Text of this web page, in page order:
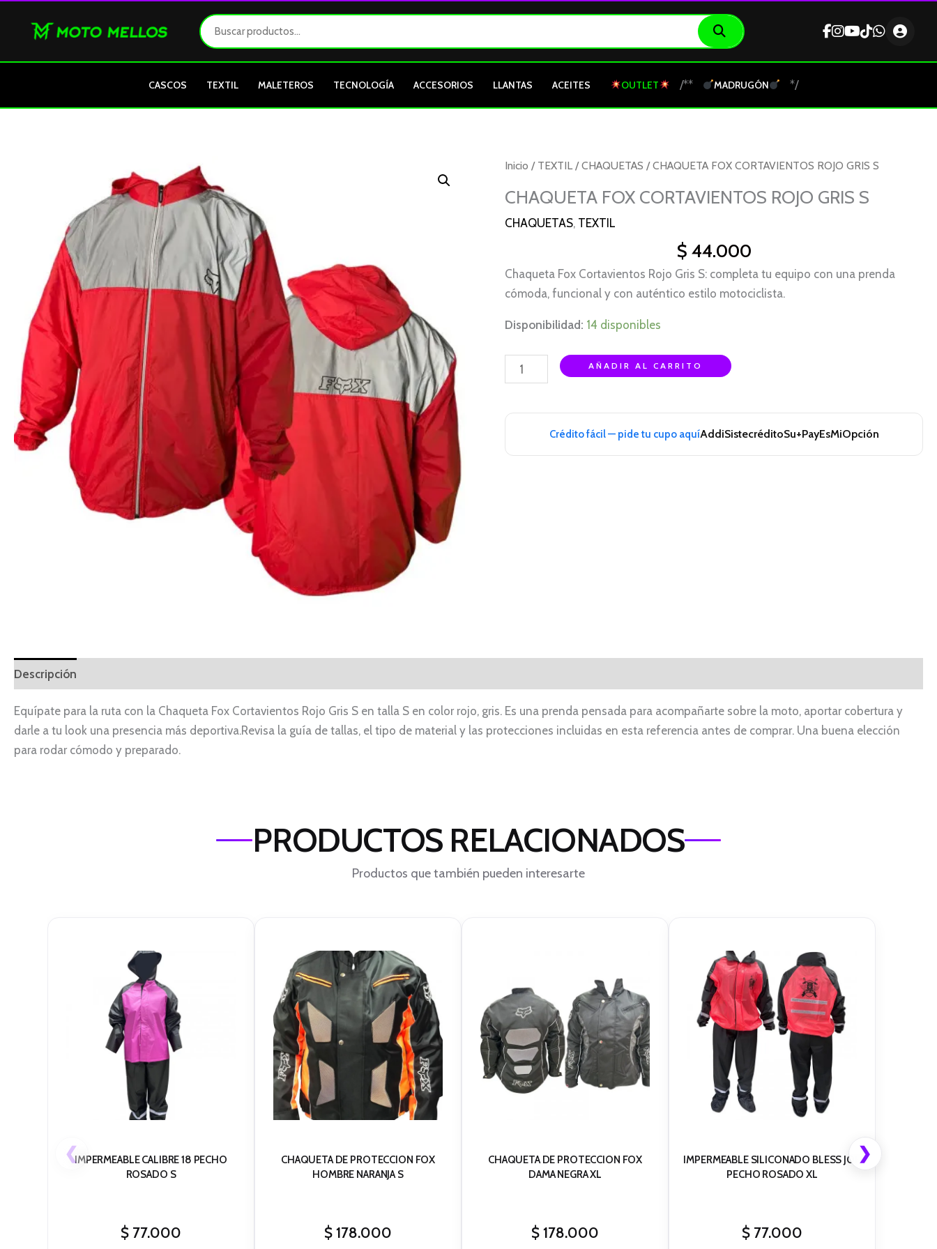
CASCOS TEXTIL MALETEROS TECNOLOGÍA ACCESORIOS LLANTAS ACEITES OUTLET /** MADRUGÓN */
Inicio / TEXTIL /CHAQUETAS / CHAQUETA FOX CORTAVIENTOS ROJO GRIS S
CHAQUETA FOX CORTAVIENTOS ROJO GRIS S
CHAQUETAS, TEXTIL
$ 44.000
Chaqueta Fox Cortavientos Rojo Gris S: completa tu equipo con una prenda
cómoda, funcional y con auténtico estilo motociclista.
Disponibilidad: 14 disponibles
CHAQUETA
CORTAVIENTOS
ROJO
cantidad
AÑADIR AL CARRITO
Crédito fácil — pide tu cupo aquíAddiSistecréditoSu+PayEsMiOpción
Descripción
Equípate para la ruta con la Chaqueta Fox Cortavientos Rojo Gris S en talla S en color rojo, gris. Es una prenda pensada para acompañarte sobre la moto, aportar cobertura y
darle a tu look una presencia más deportiva.Revisa la guía de tallas, el tipo de material y las protecciones incluidas en esta referencia antes de comprar. Una buena elección
para rodar cómodo y preparado.
PRODUCTOS RELACIONADOS
Productos que también pueden interesarte
IMPERMEABLE CALIBRE 18 PECHO
ROSADO S
$ 77.000
CHAQUETA DE PROTECCION FOX
HOMBRE NARANJA S
$ 178.000
CHAQUETA DE PROTECCION FOX
DAMA NEGRA XL
$ 178.000
IMPERMEABLE SILICONADO BLESS JOR
PECHO ROSADO XL
$ 77.000
❮ ❯